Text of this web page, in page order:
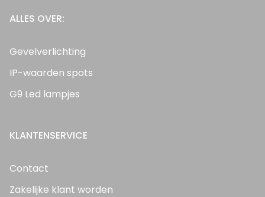
ALLES OVER:
Gevelverlichting
IP-waarden spots
G9 Led lampjes
KLANTENSERVICE
Contact
Zakelijke klant worden